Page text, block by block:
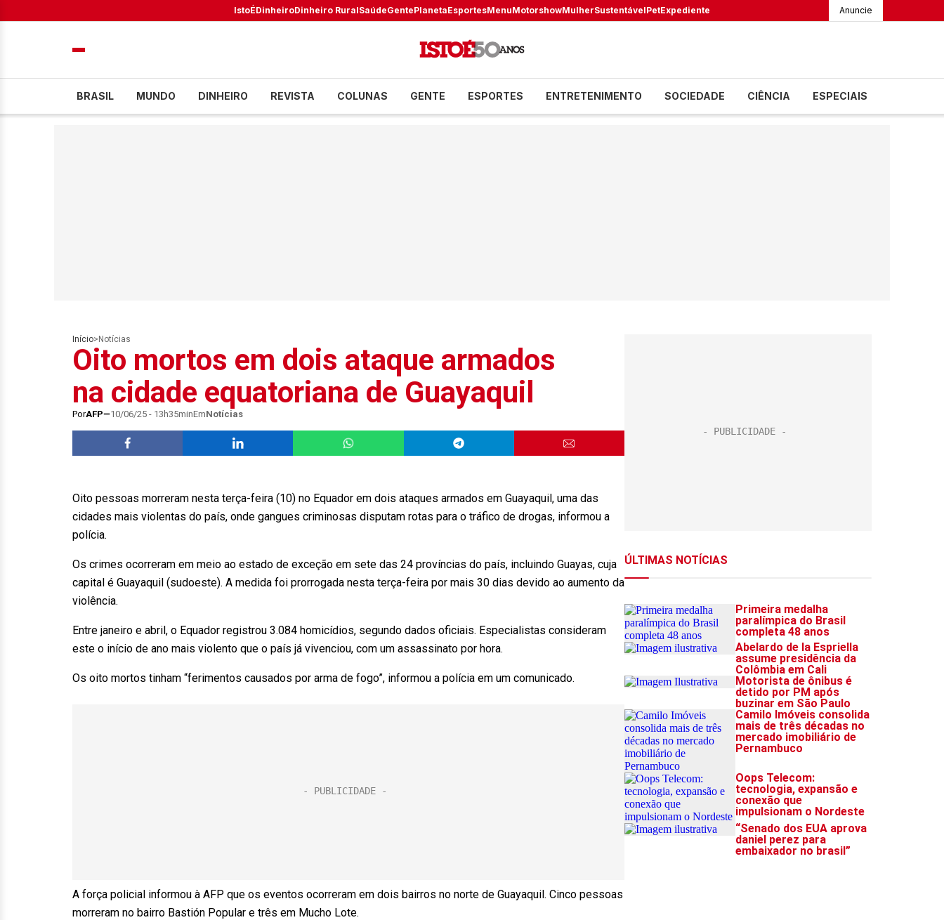
IstoÉDinheiroDinheiro RuralSaúdeGentePlanetaEsportesMenuMotorshowMulherSustentávelPetExpediente Anuncie
BRASIL MUNDO DINHEIRO REVISTA COLUNAS GENTE ESPORTES ENTRETENIMENTO SOCIEDADE CIÊNCIA ESPECIAIS
Início> Notícias
Oito mortos em dois ataque armados
na cidade equatoriana de Guayaquil
PorAFP 10/06/25 - 13h35minEmNotícias
Oito pessoas morreram nesta terça-feira (10) no Equador em dois ataques armados em Guayaquil, uma das
cidades mais violentas do país, onde gangues criminosas disputam rotas para o tráfico de drogas, informou a
polícia.
Os crimes ocorreram em meio ao estado de exceção em sete das 24 províncias do país, incluindo Guayas, cuja
capital é Guayaquil (sudoeste). A medida foi prorrogada nesta terça-feira por mais 30 dias devido ao aumento da
violência.
Entre janeiro e abril, o Equador registrou 3.084 homicídios, segundo dados oficiais. Especialistas consideram
este o início de ano mais violento que o país já vivenciou, com um assassinato por hora.
Os oito mortos tinham “ferimentos causados por arma de fogo”, informou a polícia em um comunicado.
A força policial informou à AFP que os eventos ocorreram em dois bairros no norte de Guayaquil. Cinco pessoas
morreram no bairro Bastión Popular e três em Mucho Lote.